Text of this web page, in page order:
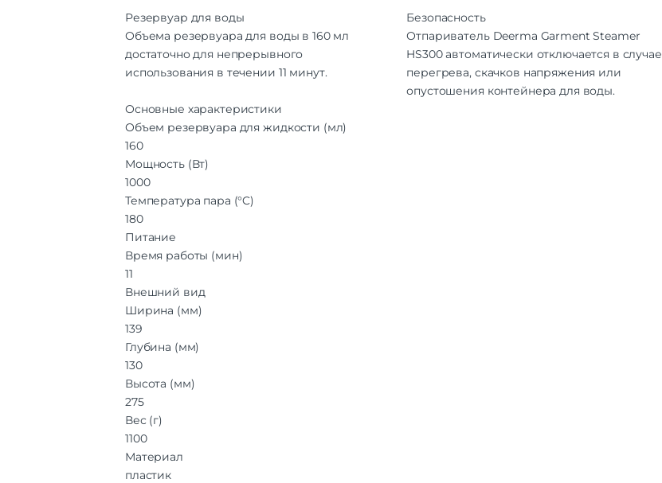
Резервуар для воды
Объема резервуара для воды в 160 мл
достаточно для непрерывного
использования в течении 11 минут.
Безопасность
Отпариватель Deerma Garment Steamer
HS300 автоматически отключается в случае
перегрева, скачков напряжения или
опустошения контейнера для воды.
Основные характеристики
Объем резервуара для жидкости (мл)
160
Мощность (Вт)
1000
Температура пара (°C)
180
Питание
Время работы (мин)
11
Внешний вид
Ширина (мм)
139
Глубина (мм)
130
Высота (мм)
275
Вес (г)
1100
Материал
пластик